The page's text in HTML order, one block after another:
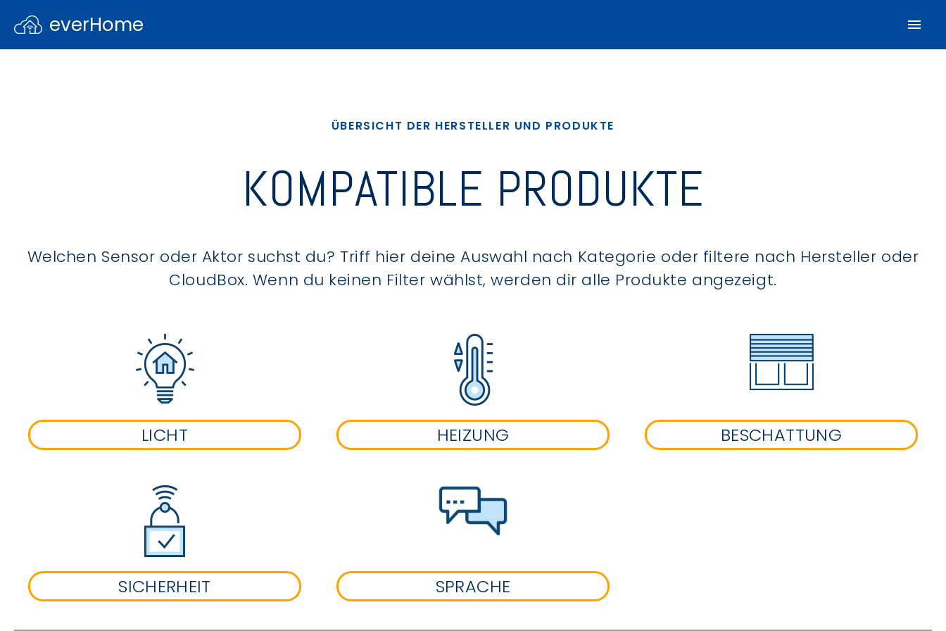
everHome
ÜBERSICHT DER HERSTELLER UND PRODUKTE
KOMPATIBLE PRODUKTE
Welchen Sensor oder Aktor suchst du? Triff hier deine Auswahl nach Kategorie oder filtere nach Hersteller oder
CloudBox. Wenn du keinen Filter wählst, werden dir alle Produkte angezeigt.
LICHT HEIZUNG BESCHATTUNG
SICHERHEIT SPRACHE